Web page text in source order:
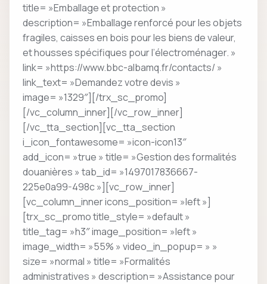
title= »Emballage et protection »
description= »Emballage renforcé pour les objets
fragiles, caisses en bois pour les biens de valeur,
et housses spécifiques pour l’électroménager. »
link= »https://www.bbc-albamq.fr/contacts/ »
link_text= »Demandez votre devis »
image= »1329″][/trx_sc_promo]
[/vc_column_inner][/vc_row_inner]
[/vc_tta_section][vc_tta_section
i_icon_fontawesome= »icon-icon13″
add_icon= »true » title= »Gestion des formalités
douanières » tab_id= »1497017836667-
225e0a99-498c »][vc_row_inner]
[vc_column_inner icons_position= »left »]
[trx_sc_promo title_style= »default »
title_tag= »h3″ image_position= »left »
image_width= »55% » video_in_popup= » »
size= »normal » title= »Formalités
administratives » description= »Assistance pour